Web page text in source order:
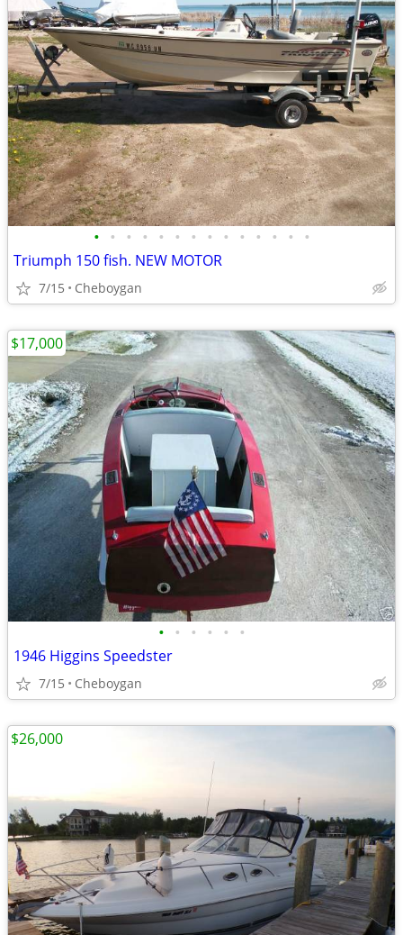
• • • • • • • • • • • • • •
Triumph 150 fish. NEW MOTOR
7/15 Cheboygan
• • • • • •
1946 Higgins Speedster
7/15 Cheboygan
$17,000
$26,000